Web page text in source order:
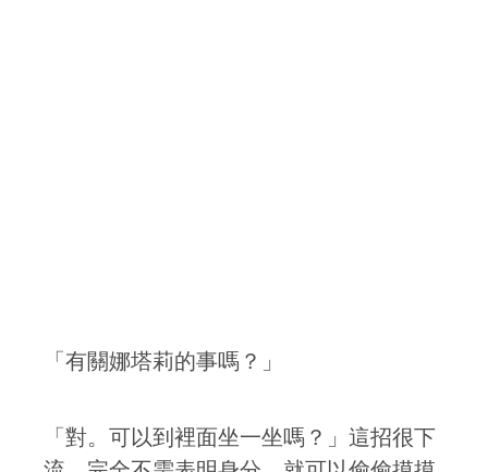
「有關娜塔莉的事嗎？」
「對。可以到裡面坐一坐嗎？」這招很下